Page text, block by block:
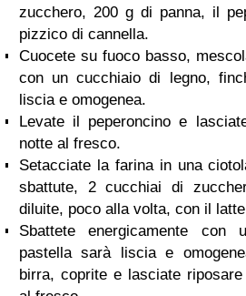
zucchero, 200 g di panna, il
pizzico di cannella.
Cuocete su fuoco basso,
con un cucchiaio di legno,
liscia e omogenea.
Levate il peperoncino e
notte al fresco.
Setacciate la farina in una
sbattute, 2 cucchiai di
diluite, poco alla volta, con il
Sbattete energicamente
pastella sarà liscia e
birra, coprite e lasciate